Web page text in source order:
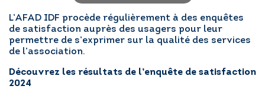
L’AFAD IDF RECRUTE
ACTUALITÉS
DEMANDE D’INTERVENTION
L’AFAD IDF procède régulièrement à des enquêtes
de satisfaction auprès des usagers pour leur
permettre de s’exprimer sur la qualité des services
de l’association.
Découvrez les résultats de l’enquête de satisfaction
2024